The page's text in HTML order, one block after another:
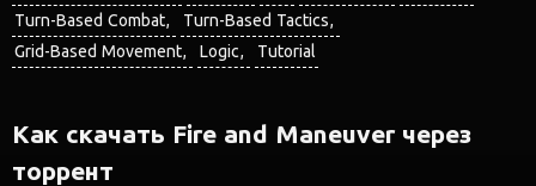
Turn-Based Combat
Turn-Based Tactics
Grid-Based Movement
Logic Tutorial
Как скачать Fire and Maneuver через
торрент